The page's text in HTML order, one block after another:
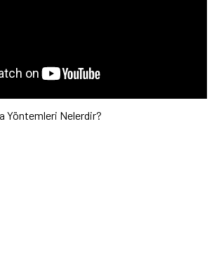
Yöntemleri Nelerdir?